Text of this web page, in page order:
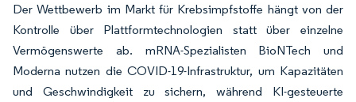
Der Wettbewerb im Markt für Krebsimpfstoffe hängt von der
Kontrolle über Plattformtechnologien statt über einzelne
Vermögenswerte ab. mRNA-Spezialisten BioNTech und
Moderna nutzen die COVID-19-Infrastruktur, um Kapazitäten
und Geschwindigkeit zu sichern, während KI-gesteuerte